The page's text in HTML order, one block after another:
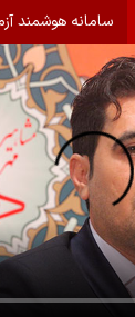
سامانه هوشمند